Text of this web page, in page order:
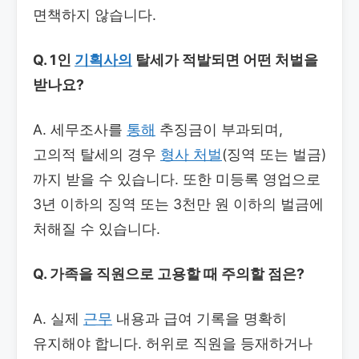
면책하지 않습니다.
Q. 1인 기획사의 탈세가 적발되면 어떤 처벌을
받나요?
A. 세무조사를 통해 추징금이 부과되며,
고의적 탈세의 경우 형사 처벌(징역 또는 벌금)
까지 받을 수 있습니다. 또한 미등록 영업으로
3년 이하의 징역 또는 3천만 원 이하의 벌금에
처해질 수 있습니다.
Q. 가족을 직원으로 고용할 때 주의할 점은?
A. 실제 근무 내용과 급여 기록을 명확히
유지해야 합니다. 허위로 직원을 등재하거나